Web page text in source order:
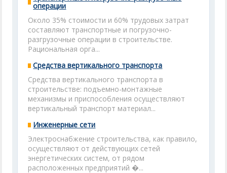
операции
Около 35% стоимости и 60% трудовых затрат
составляют транспортные и погрузочно-
разгрузочные операции в строительстве.
Рациональная орга...
Средства вертикального транспорта
Средства вертикального транспорта в
строительстве: подъемно-монтажные
механизмы и приспособления осуществляют
вертикальный транспорт материал...
Инженерные сети
Электроснабжение строительства, как правило,
осуществляют от действующих сетей
энергетических систем, от рядом
расположенных предприятий �...